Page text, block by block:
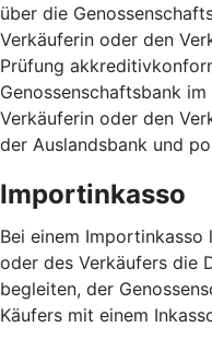
über die
Verkäuferin oder den
Prüfung
Genossenschaftsbank
Verkäuferin oder den
der Auslandsbank und
Importinkasso
Bei einem
oder des Verkäufers die
begleiten, der
Käufers mit einem